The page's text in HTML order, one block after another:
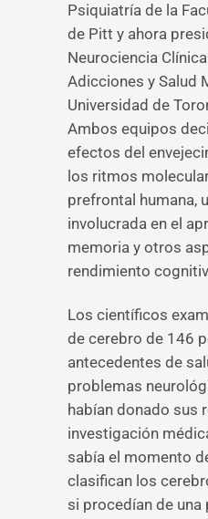
Psiquiatría de la
de Pitt y ahora
Neurociencia
Adicciones y Salud
Universidad de
Ambos equipos
efectos del
los ritmos
prefrontal humana,
involucrada en el
memoria y otros
rendimiento
Los científicos
de cerebro de 146
antecedentes de
problemas
habían donado sus
investigación
sabía el momento
clasifican los
si procedían de